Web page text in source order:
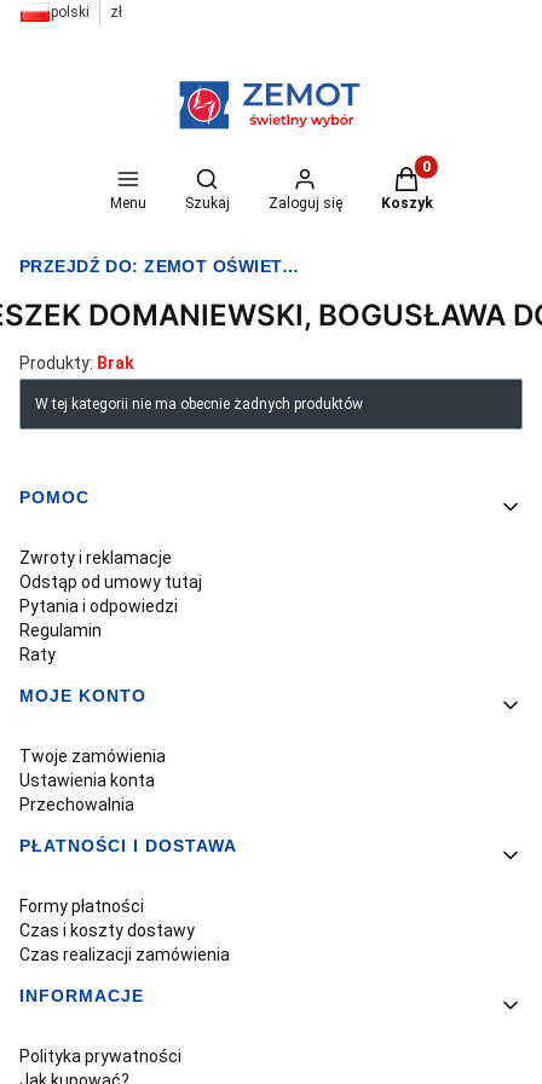
polski zł
Menu
Otwórz wyszukiwarkę
Szukaj Zaloguj się
Produkty w
Koszyk
PRZEJDŹ DO:ZEMOT OŚWIETLENIE I ELEKTRYKA
DOMANIEWSKI, BOGUSŁAWA
Produkty: Brak
Lista produktów
W tej kategorii nie ma obecnie żadnych produktów
Linki w stopce
POMOC
Zwroty i reklamacje
Odstąp od umowy tutaj
Pytania i odpowiedzi
Regulamin
Raty
MOJE KONTO
Twoje zamówienia
Ustawienia konta
Przechowalnia
PŁATNOŚCI I DOSTAWA
Formy płatności
Czas i koszty dostawy
Czas realizacji zamówienia
INFORMACJE
Polityka prywatności